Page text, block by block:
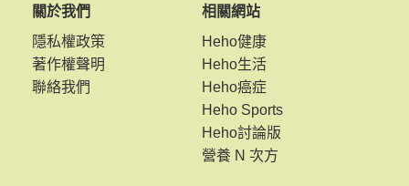
關於我們
隱私權政策
著作權聲明
聯絡我們
相關網站
Heho健康
Heho生活
Heho癌症
Heho Sports
Heho討論版
營養 N 次方